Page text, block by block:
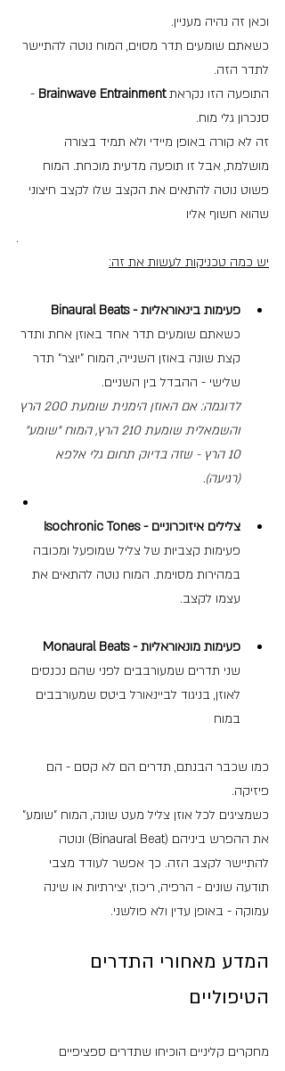
וכאן זה נהיה מעניין.
כשאתם שומעים תדר מסוים, המוח נוטה להתיישר
לתדר הזה.
התופעה הזו נקראת Brainwave Entrainment
-
סנכרון גלי מוח.
זה לא קורה באופן מיידי ולא תמיד בצורה
מושלמת, אבל זו תופעה מדעית מוכחת. המוח
פשוט נוטה להתאים את הקצב שלו לקצב חיצוני
שהוא חשוף אליו
.
יש כמה טכניקות לעשות את זה:
פעימות בינאוראליות - Binaural Beats
כשאתם שומעים תדר אחד באוזן אחת ותדר
קצת שונה באוזן השנייה, המוח "יוצר" תדר
שלישי - ההבדל בין השניים.
לדוגמה: אם האוזן הימנית שומעת 200 הרץ
והשמאלית שומעת 210 הרץ, המוח "שומע"
10 הרץ - שזה בדיוק תחום גלי אלפא
(רגיעה).
צלילים איזוכרוניים - Isochronic Tones
פעימות קצביות של צליל שמופעל ומכובה
במהירות מסוימת. המוח נוטה להתאים את
עצמו לקצב.
פעימות מונאוראליות - Monaural Beats
שני תדרים שמעורבבים לפני שהם נכנסים
לאוזן, בניגוד לביינאורל ביטס שמעורבבים
במוח
כמו שכבר הבנתם, תדרים הם לא קסם - הם
פיזיקה.
כשמציגים לכל אוזן צליל מעט שונה, המוח "שומע"
את ההפרש ביניהם (Binaural Beat) ונוטה
להתיישר לקצב הזה. כך אפשר לעודד מצבי
תודעה שונים - הרפיה, ריכוז, יצירתיות או שינה
עמוקה - באופן עדין ולא פולשני.
המדע מאחורי התדרים
הטיפוליים
מחקרים קליניים הוכיחו שתדרים ספציפיים